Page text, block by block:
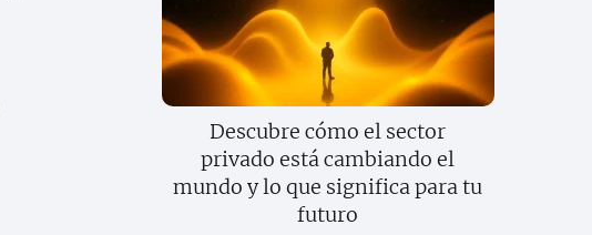
Descubre cómo el sector
privado está cambiando el
mundo y lo que significa para tu
futuro